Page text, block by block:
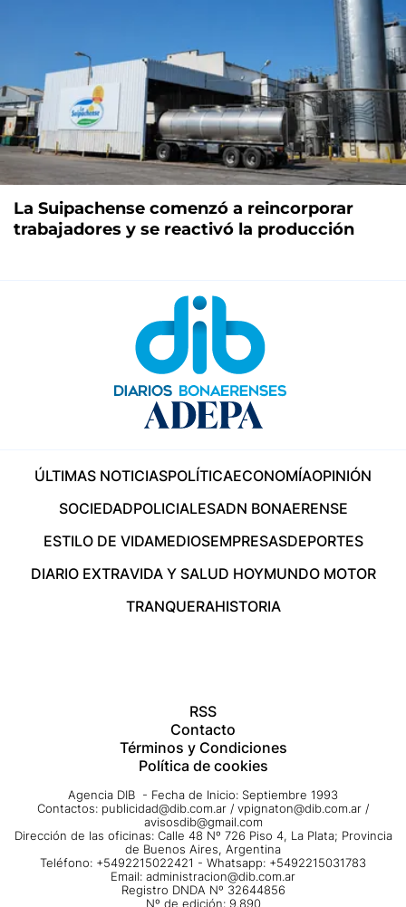
La Suipachense comenzó a reincorporar
trabajadores y se reactivó la producción
ÚLTIMAS NOTICIASPOLÍTICAECONOMÍAOPINIÓN
SOCIEDADPOLICIALESADN BONAERENSE
ESTILO DE VIDAMEDIOSEMPRESASDEPORTES
DIARIO EXTRAVIDA Y SALUD HOYMUNDO MOTOR
TRANQUERAHISTORIA
RSS
Contacto
Términos y Condiciones
Política de cookies
Agencia DIB - Fecha de Inicio: Septiembre 1993
Contactos: publicidad@dib.com.ar / vpignaton@dib.com.ar /
avisosdib@gmail.com
Dirección de las oficinas: Calle 48 Nº 726 Piso 4, La Plata; Provincia
de Buenos Aires, Argentina
Teléfono: +5492215022421 - Whatsapp: +5492215031783
Email: administracion@dib.com.ar
Registro DNDA Nº 32644856
Nº de edición: 9.890